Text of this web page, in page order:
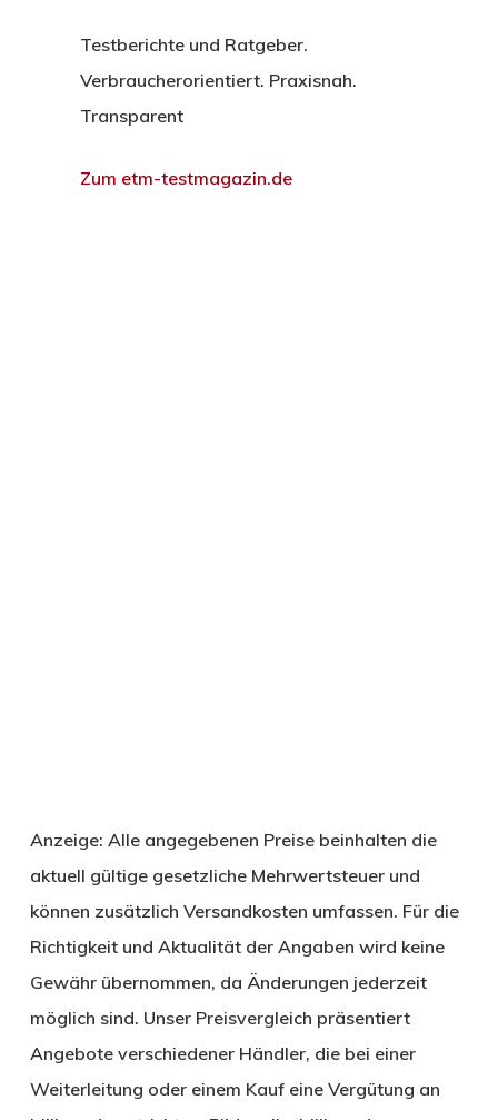
Testberichte und Ratgeber.
Verbraucherorientiert. Praxisnah.
Transparent
Zum etm-testmagazin.de
Anzeige: Alle angegebenen Preise beinhalten die
aktuell gültige gesetzliche Mehrwertsteuer und
können zusätzlich Versandkosten umfassen. Für die
Richtigkeit und Aktualität der Angaben wird keine
Gewähr übernommen, da Änderungen jederzeit
möglich sind. Unser Preisvergleich präsentiert
Angebote verschiedener Händler, die bei einer
Weiterleitung oder einem Kauf eine Vergütung an